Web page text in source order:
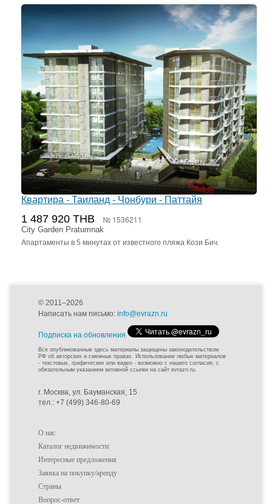
Квартира - Таиланд - Чонбури - Паттайя
1 487 920 THB № 1536211
City Garden Pratumnak
Апартаменты в 5 минутах от известного пляжа Кози Бич.
© 2011–2026
Написать нам письмо: info@evrazn.ru
Подписка на обновления
Все опубликованные здесь материалы защищены законодательством
РФ об авторских и смежных правах. Использование любых материалов
- текстовых, графических или видео - возможно с нашего согласия, с
обязательным указанием активной ссылки на сайт evrazn.ru.
г. Москва, ул. Бауманская, 15
тел.: +7 (499) 346-80-69
О нас
Каталог недвижимости
Интересные предложения
Заявка на покупку/аренду
Страны
Вопрос-ответ